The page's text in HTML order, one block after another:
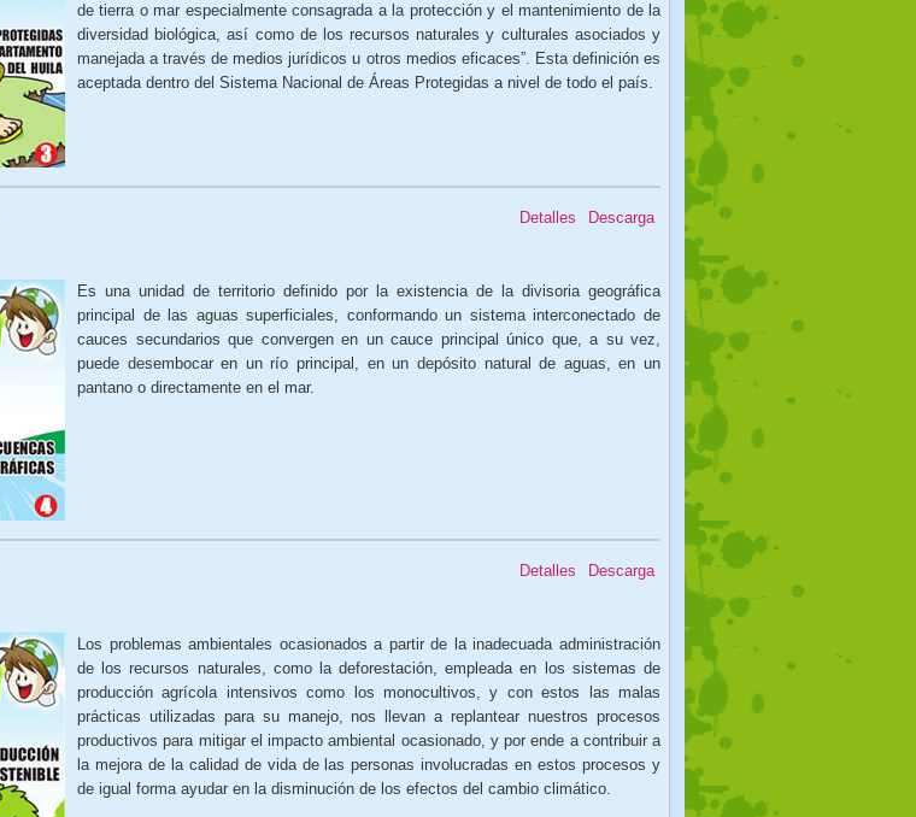
de tierra o mar especialmente consagrada a la protección y el mantenimiento de la
diversidad biológica, así como de los recursos naturales y culturales asociados y
manejada a través de medios jurídicos u otros medios eficaces”. Esta definición es
aceptada dentro del Sistema Nacional de Áreas Protegidas a nivel de todo el país.
Descarga
Detalles
Es una unidad de territorio definido por la existencia de la divisoria geográfica
principal de las aguas superficiales, conformando un sistema interconectado de
cauces secundarios que convergen en un cauce principal único que, a su vez,
puede desembocar en un río principal, en un depósito natural de aguas, en un
pantano o directamente en el mar.
Descarga
Detalles
Los problemas ambientales ocasionados a partir de la inadecuada administración
de los recursos naturales, como la deforestación, empleada en los sistemas de
producción agrícola intensivos como los monocultivos, y con estos las malas
prácticas utilizadas para su manejo, nos llevan a replantear nuestros procesos
productivos para mitigar el impacto ambiental ocasionado, y por ende a contribuir a
la mejora de la calidad de vida de las personas involucradas en estos procesos y
de igual forma ayudar en la disminución de los efectos del cambio climático.